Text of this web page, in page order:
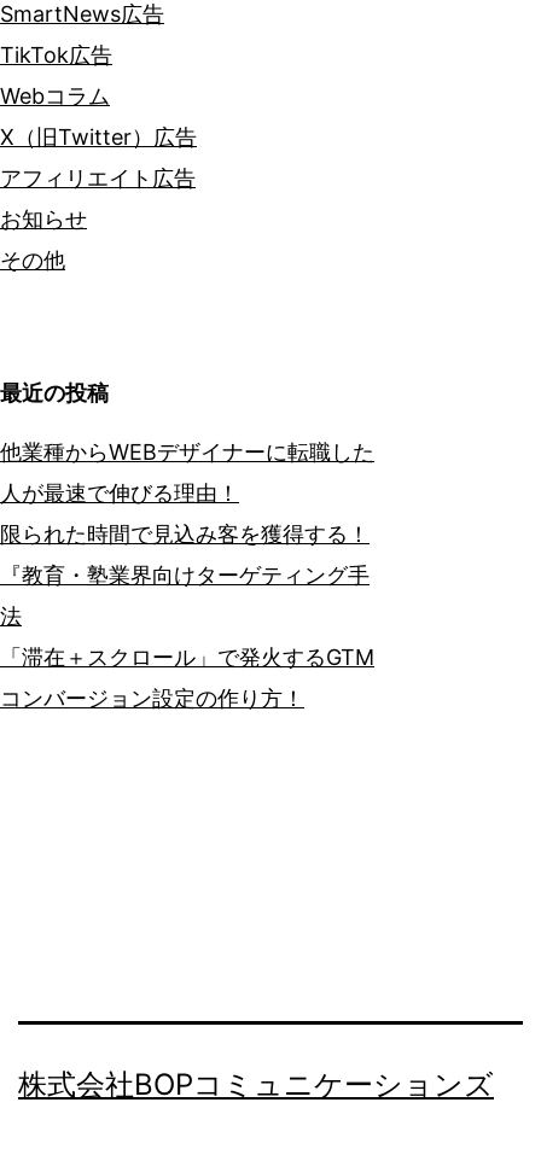
SmartNews広告
TikTok広告
Webコラム
X（旧Twitter）広告
アフィリエイト広告
お知らせ
その他
最近の投稿
他業種からWEBデザイナーに転職した
人が最速で伸びる理由！
限られた時間で見込み客を獲得する！
『教育・塾業界向けターゲティング手
法
「滞在＋スクロール」で発火するGTM
コンバージョン設定の作り方！
株式会社BOPコミュニケーションズ